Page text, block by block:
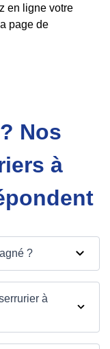
en ligne votre
page de
Nos
à
?
à